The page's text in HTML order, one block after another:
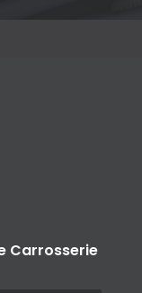
Carrosserie